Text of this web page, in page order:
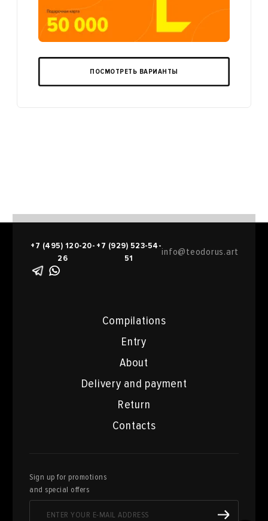
ПОСМОТРЕТЬ ВАРИАНТЫ
Compilations
Entry
About
Delivery and payment
Return
Contacts
+7 (495) 120-20-
26
+7 (929) 523-54-
51
info@teodorus.art
Sign up for promotions
and special offers